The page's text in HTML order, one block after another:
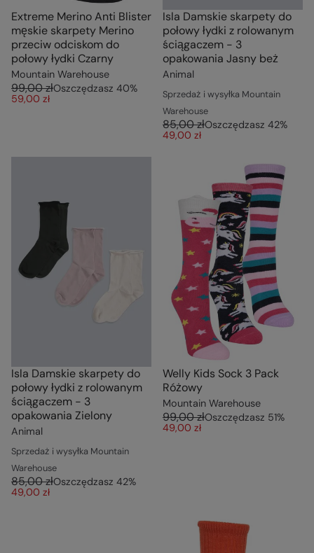
Extreme Merino Anti Blister
męskie skarpety Merino
przeciw odciskom do
połowy łydki Czarny
Mountain Warehouse
99,00 złOszczędzasz 40%
59,00 zł
Isla Damskie skarpety do
połowy łydki z rolowanym
ściągaczem - 3
opakowania Jasny beż
Animal
Sprzedaż i wysyłka Mountain
Warehouse
85,00 złOszczędzasz 42%
49,00 zł
Isla Damskie skarpety do
połowy łydki z rolowanym
ściągaczem - 3
opakowania Zielony
Animal
Sprzedaż i wysyłka Mountain
Warehouse
85,00 złOszczędzasz 42%
49,00 zł
Welly Kids Sock 3 Pack
Różowy
Mountain Warehouse
99,00 złOszczędzasz 51%
49,00 zł